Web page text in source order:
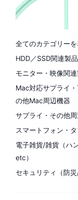
全てのカテゴリー
HDD／SSD関連製品
モニター・映像関
Mac対応サプライ
の他Mac周辺機器
サプライ・その他
スマートフォン・
電子雑貨/雑貨（ハ
etc）
セキュリティ（防災